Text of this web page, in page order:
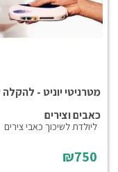
מטרניטי יוניט -
כאבים וצירים
ליולדת לשיכוך כאבי צירים
₪750